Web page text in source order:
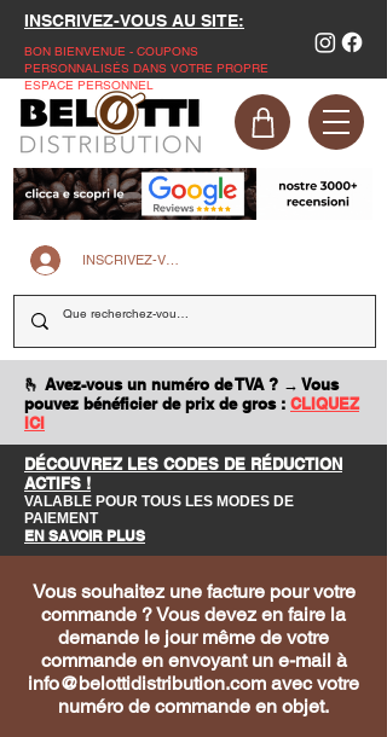
INSCRIVEZ-VOUS AU SITE:
BON BIENVENUE - COUPONS
PERSONNALISÉS DANS VOTRE PROPRE
ESPACE PERSONNEL
INSCRIVEZ-VOUS SUR LE SITE
🫰 Avez-vous un numéro de TVA ? → Vous
pouvez bénéficier de prix de gros : CLIQUEZ
ICI
DÉCOUVREZ LES CODES DE RÉDUCTION
ACTIFS !
VALABLE POUR TOUS LES MODES DE
PAIEMENT
EN SAVOIR PLUS
Vous souhaitez une facture pour votre
commande ? Vous devez en faire la
demande le jour même de votre
commande en envoyant un e-mail à
info@belottidistribution.com avec votre
numéro de commande en objet.